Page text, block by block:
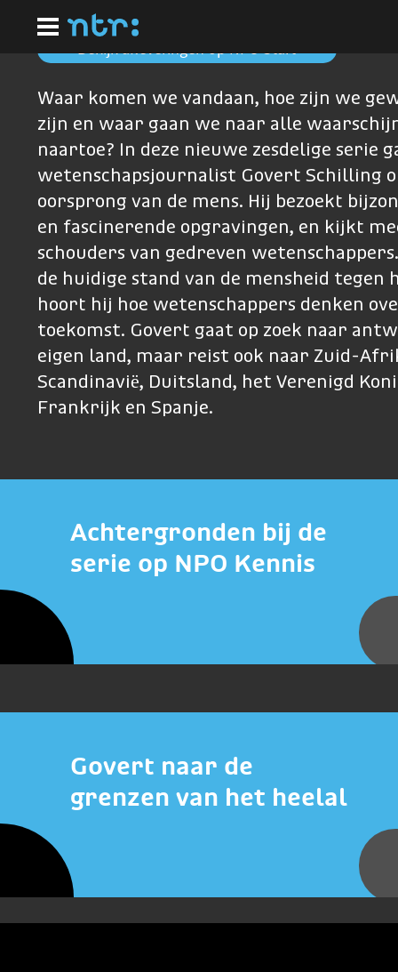
hoofdinhoud
Bekijk afleveringen op NPO Start
Waar komen we vandaan, hoe zijn we
zijn en waar gaan we naar alle
naartoe? In deze nieuwe zesdelige serie
wetenschapsjournalist Govert Schilling
oorsprong van de mens. Hij bezoekt
en fascinerende opgravingen, en kijkt
schouders van gedreven
de huidige stand van de mensheid tegen
hoort hij hoe wetenschappers denken
toekomst. Govert gaat op zoek naar
eigen land, maar reist ook naar Zuid-
Scandinavië, Duitsland, het Verenigd
Frankrijk en Spanje.
Achtergronden bij de
serie op NPO Kennis
Govert naar de
grenzen van het heelal